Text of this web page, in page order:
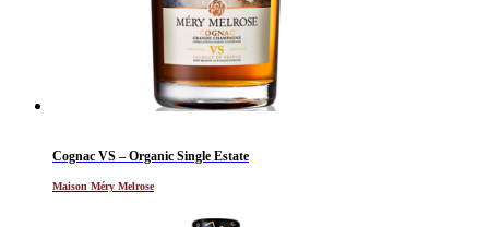
Cognac VS – Organic Single Estate
Maison Méry Melrose